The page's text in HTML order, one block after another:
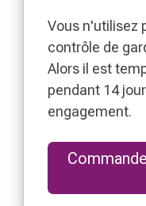
Vous n'utilisez
contrôle de
Alors il est
pendant 14
engagement.